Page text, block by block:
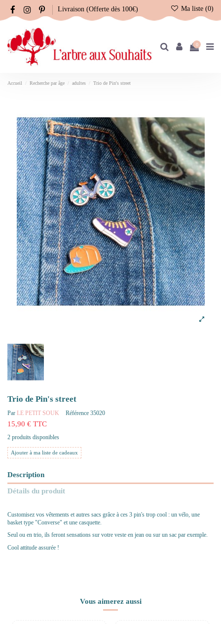
Livraison (Offerte dès 100€) Ma liste (0)
0
Accueil Recherche par âge adultes Trio de Pin's street
Trio de Pin's street
Par LE PETIT SOUK Référence 35020
15,90 € TTC
2 produits disponibles
Ajouter à ma liste de cadeaux
Description
Détails du produit
Customisez vos vêtements et autres sacs grâce à ces 3 pin's trop cool : un vélo, une
basket type "Converse" et une casquette.
Seul ou en trio, ils feront sensations sur votre veste en jean ou sur un sac par exemple.
Cool attitude assurée !
Vous aimerez aussi